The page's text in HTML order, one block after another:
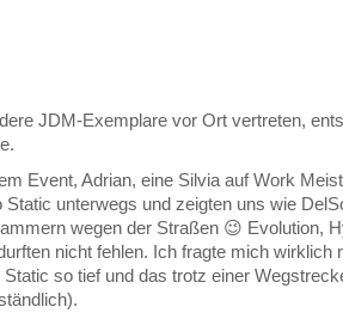
JDM-Exemplare vor Ort vertreten,
Event, Adrian, eine Silvia auf Work
unterwegs und zeigten uns wie
wegen der Straßen 😉 Evolution,
nicht fehlen. Ich fragte mich
so tief und das trotz einer